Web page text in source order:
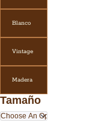
Blanco
Vintage
Madera
Tamaño